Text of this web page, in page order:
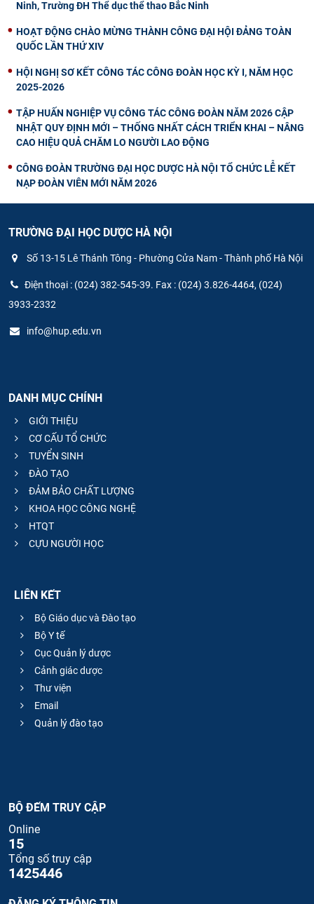
Ninh, Trường ĐH Thể dục thể thao Bắc Ninh
HOẠT ĐỘNG CHÀO MỪNG THÀNH CÔNG ĐẠI HỘI ĐẢNG TOÀN
QUỐC LẦN THỨ XIV
HỘI NGHỊ SƠ KẾT CÔNG TÁC CÔNG ĐOÀN HỌC KỲ I, NĂM HỌC
2025-2026
TẬP HUẤN NGHIỆP VỤ CÔNG TÁC CÔNG ĐOÀN NĂM 2026 CẬP
NHẬT QUY ĐỊNH MỚI – THỐNG NHẤT CÁCH TRIỂN KHAI – NÂNG
CAO HIỆU QUẢ CHĂM LO NGƯỜI LAO ĐỘNG
CÔNG ĐOÀN TRƯỜNG ĐẠI HỌC DƯỢC HÀ NỘI TỔ CHỨC LỄ KẾT
NẠP ĐOÀN VIÊN MỚI NĂM 2026
TRƯỜNG ĐẠI HỌC DƯỢC HÀ NỘI
Số 13-15 Lê Thánh Tông - Phường Cửa Nam - Thành phố Hà Nội
Điện thoại : (024) 382-545-39. Fax : (024) 3.826-4464, (024)
3933-2332
info@hup.edu.vn
DANH MỤC CHÍNH
GIỚI THIỆU
CƠ CẤU TỔ CHỨC
TUYỂN SINH
ĐÀO TẠO
ĐẢM BẢO CHẤT LƯỢNG
KHOA HỌC CÔNG NGHỆ
HTQT
CỰU NGƯỜI HỌC
LIÊN KẾT
Bộ Giáo dục và Đào tạo
Bộ Y tế
Cục Quản lý dược
Cảnh giác dược
Thư viện
Email
Quản lý đào tạo
BỘ ĐẾM TRUY CẬP
Online
15
Tổng số truy cập
1425446